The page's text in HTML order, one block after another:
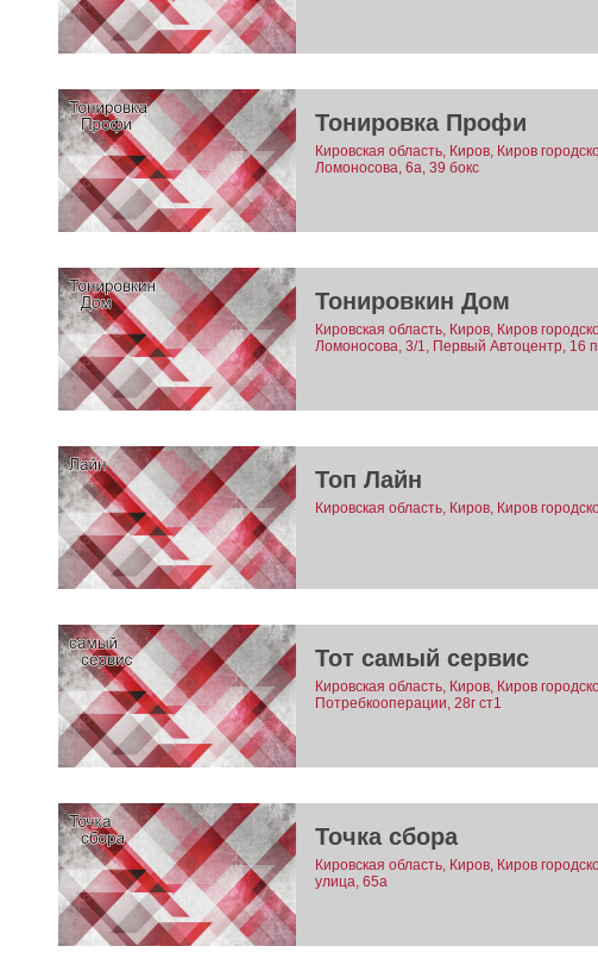
Тонировка Профи
Кировская область, Киров, Киров
Ломоносова, 6а, 39 бокс
Тонировкин Дом
Кировская область, Киров, Киров
Ломоносова, 3/1, Первый Автоцентр, 16
Топ Лайн
Кировская область, Киров, Киров
Тот самый сервис
Кировская область, Киров, Киров
Потребкооперации, 28г ст1
Точка сбора
Кировская область, Киров, Киров
улица, 65а